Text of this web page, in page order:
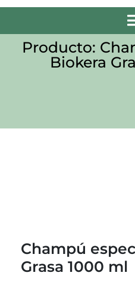
Producto:
Biokera
Champú
Grasa 1000 ml